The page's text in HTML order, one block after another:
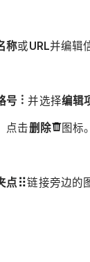
称或URL并编辑
号 并选择编辑
点击删除 图标。
点
链接旁边的